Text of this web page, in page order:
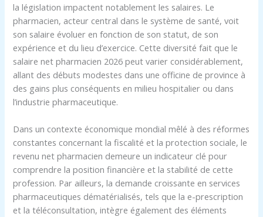
la législation impactent notablement les salaires. Le
pharmacien, acteur central dans le système de santé, voit
son salaire évoluer en fonction de son statut, de son
expérience et du lieu d’exercice. Cette diversité fait que le
salaire net pharmacien 2026 peut varier considérablement,
allant des débuts modestes dans une officine de province à
des gains plus conséquents en milieu hospitalier ou dans
l’industrie pharmaceutique.
Dans un contexte économique mondial mêlé à des réformes
constantes concernant la fiscalité et la protection sociale, le
revenu net pharmacien demeure un indicateur clé pour
comprendre la position financière et la stabilité de cette
profession. Par ailleurs, la demande croissante en services
pharmaceutiques dématérialisés, tels que la e-prescription
et la téléconsultation, intègre également des éléments